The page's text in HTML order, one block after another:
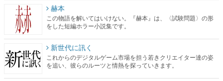
赫本
この物語を解いてはいけない。『赫本』は、〈試験問題〉の形
をした短編ホラー小説集です。
新世代に訊く
これからのデジタルゲーム市場を担う若きクリエイター達の姿
を追い、彼らのルーツと情熱を探っていきます。